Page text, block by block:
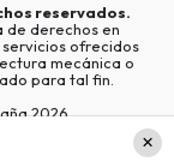
reservados.
de derechos en
ofrecidos
mecánica o
para tal fin.
2026.